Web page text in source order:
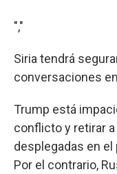
","
Siria tendrá
conversaciones
Trump está
conflicto y retirar
desplegadas en el
Por el contrario,